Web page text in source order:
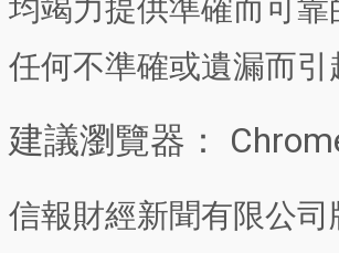
均竭力提供準確而可
任何不準確或遺漏而
建議瀏覽器：
信報財經新聞有限公